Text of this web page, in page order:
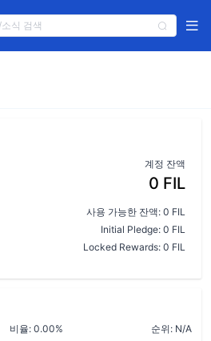
계정 잔액
0 FIL
사용 가능한 잔액: 0 FIL
Initial Pledge: 0 FIL
Locked Rewards: 0 FIL
비율: 0.00% 순위: N/A